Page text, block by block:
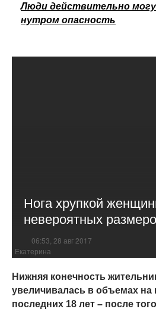
Люди действительно
нутром опасность
Нога хрупкой
невероятных
06:53, 28 авг 2017
Екатерина
Нижняя конечность
увеличивалась в объемах на
последних 18 лет – после